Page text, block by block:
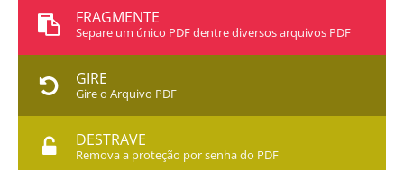
FRAGMENTE
Separe um único PDF dentre diversos arquivos PDF
GIRE
Gire o Arquivo PDF
DESTRAVE
Remova a proteção por senha do PDF